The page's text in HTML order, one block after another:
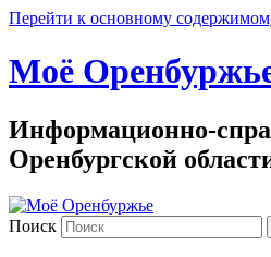
Перейти к основному
Моё
Информационно-
Оренбургской
Поиск